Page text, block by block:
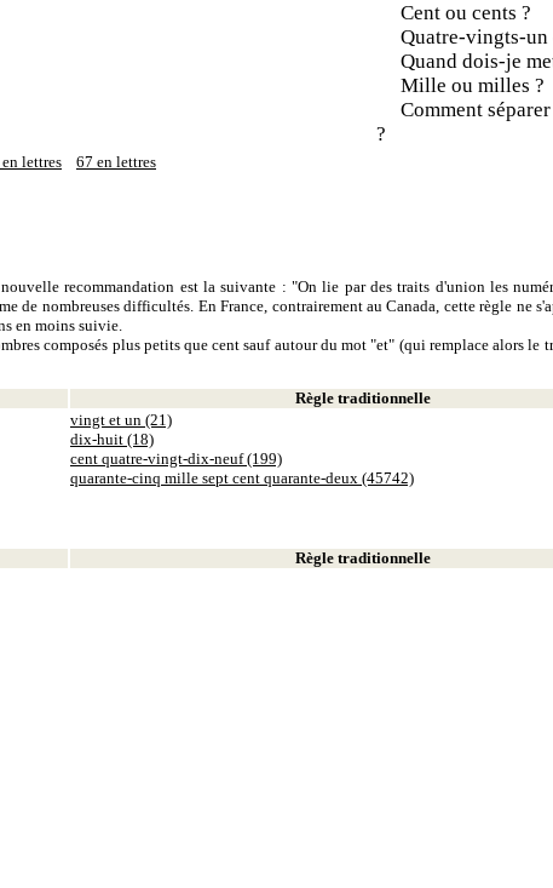
Cent ou cents ?
Quatre-vingts-
Quand dois-je
Mille ou milles ?
Comment
?
lettres 67 en lettres
recommandation est la suivante : "On lie par des traits d'union les
de nombreuses difficultés. En France, contrairement au Canada, cette règle ne
en moins suivie.
composés plus petits que cent sauf autour du mot "et" (qui remplace alors le
Règle traditionnelle
vingt et un (21)
dix-huit (18)
cent quatre-vingt-dix-neuf (199)
quarante-cinq mille sept cent quarante-deux (45742)
Règle traditionnelle